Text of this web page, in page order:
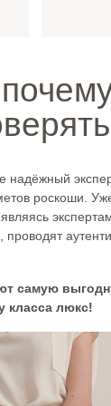
надёжный
роскоши.
проводят
самую
класса люкс!